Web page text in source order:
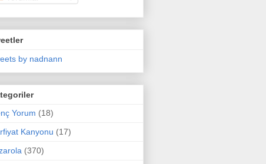
by nadnann
Yorum (18)
Kanyonu (17)
(370)